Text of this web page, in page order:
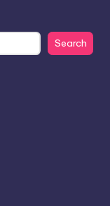
Search